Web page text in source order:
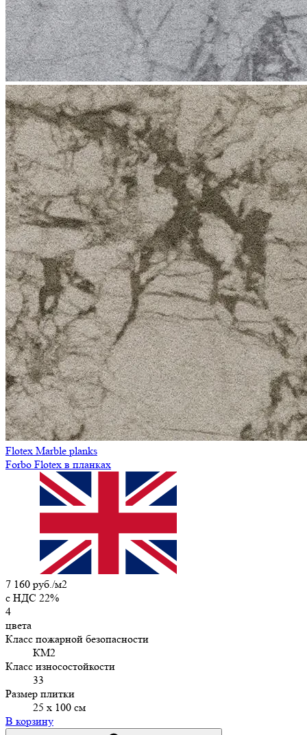
Flotex Marble planks
Forbo Flotex в планках
7 160 руб./м2
c НДС 22%
4
цвета
Класс пожарной безопасности
КМ2
Класс износостойкости
33
Размер плитки
25 х 100 см
В корзину